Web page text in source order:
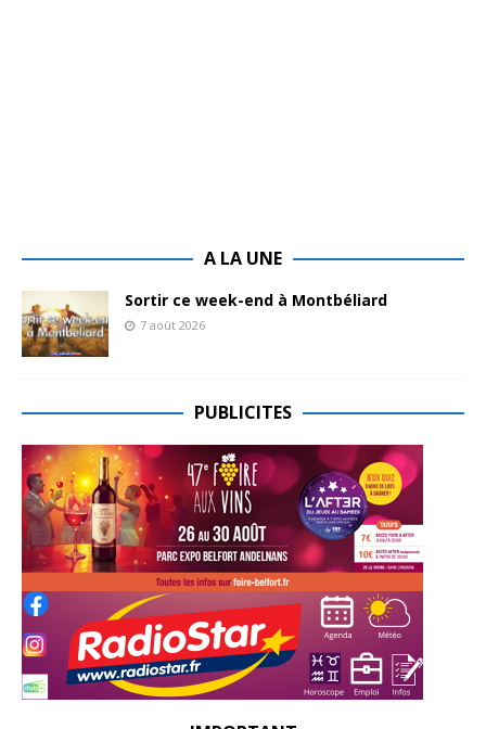
A LA UNE
Sortir ce week-end à Montbéliard
7 août 2026
PUBLICITES